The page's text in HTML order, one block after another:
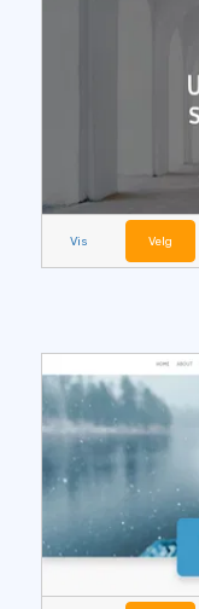
Vis Velg